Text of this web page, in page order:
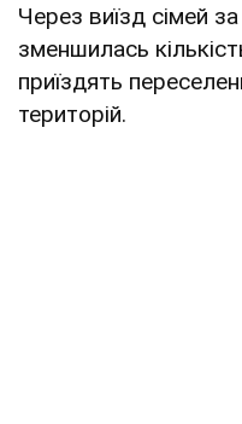
Через виїзд сімей
зменшилась
приїздять
територій.